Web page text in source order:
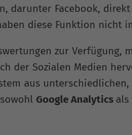
darunter Facebook,
diese Funktion nicht
zur Verfügung,
der Sozialen Medien
aus unterschiedlichen,
Google Analytics als